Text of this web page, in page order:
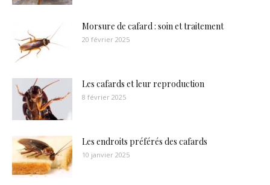
Morsure de cafard : soin et traitement
20 février 2025
Les cafards et leur reproduction
8 février 2025
Les endroits préférés des cafards
10 janvier 2025